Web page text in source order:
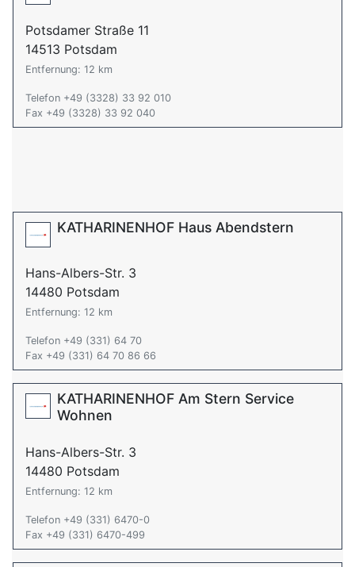
Potsdamer Straße 11
14513 Potsdam
Entfernung: 12 km
Telefon +49 (3328) 33 92 010
Fax +49 (3328) 33 92 040
KATHARINENHOF Haus Abendstern
Hans-Albers-Str. 3
14480 Potsdam
Entfernung: 12 km
Telefon +49 (331) 64 70
Fax +49 (331) 64 70 86 66
KATHARINENHOF Am Stern Service
Wohnen
Hans-Albers-Str. 3
14480 Potsdam
Entfernung: 12 km
Telefon +49 (331) 6470-0
Fax +49 (331) 6470-499